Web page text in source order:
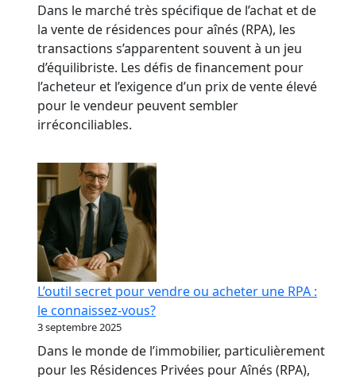
Dans le marché très spécifique de l’achat et de
la vente de résidences pour aînés (RPA), les
transactions s’apparentent souvent à un jeu
d’équilibriste. Les défis de financement pour
l’acheteur et l’exigence d’un prix de vente élevé
pour le vendeur peuvent sembler
irréconciliables.
L’outil secret pour vendre ou acheter une RPA :
le connaissez-vous?
3 septembre 2025
Dans le monde de l’immobilier, particulièrement
pour les Résidences Privées pour Aînés (RPA),